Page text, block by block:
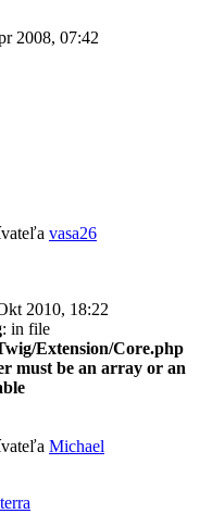
2008, 07:42
vasa26
2010, 18:22
: in file
Extension/Core.php
must be an array or an
Michael